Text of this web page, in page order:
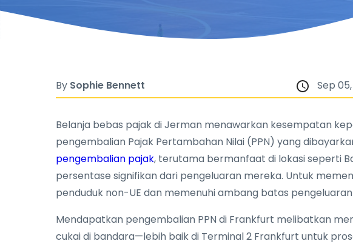
By Sophie Bennett Sep
Belanja bebas pajak di Jerman menawarkan kesempatan
pengembalian Pajak Pertambahan Nilai (PPN) yang
pengembalian pajak, terutama bermanfaat di lokasi seperti
persentase signifikan dari pengeluaran mereka. Untuk
penduduk non-UE dan memenuhi ambang batas
Mendapatkan pengembalian PPN di Frankfurt melibatkan
cukai di bandara—lebih baik di Terminal 2 Frankfurt untuk